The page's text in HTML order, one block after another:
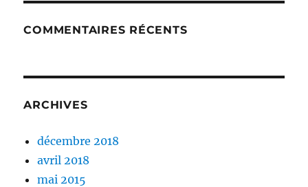
COMMENTAIRES RÉCENTS
ARCHIVES
décembre 2018
avril 2018
mai 2015